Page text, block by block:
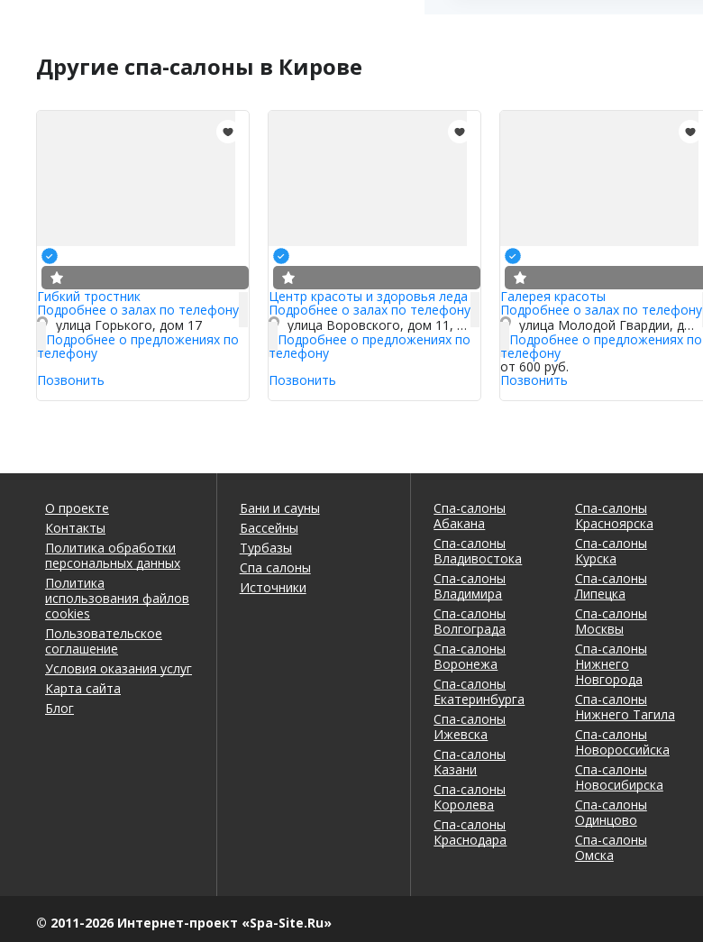
Другие спа-салоны в Кирове
Гибкий тростник
Подробнее о залах по телефону
улица Горького, дом 17
Подробнее о предложениях по
телефону
Позвонить
Центр красоты и здоровья леда
Подробнее о залах по телефону
улица Воровского, дом 11, корп. 1
Подробнее о предложениях по
телефону
Позвонить
Галерея красоты
Подробнее о залах по телефону
улица Молодой Гвардии, дом 84, корп. 2
Подробнее о предложениях по
телефону
от 600 руб.
Позвонить
О проекте
Контакты
Политика обработки
персональных данных
Политика
использования файлов
cookies
Пользовательское
соглашение
Условия оказания услуг
Карта сайта
Блог
Бани и сауны
Бассейны
Турбазы
Спа салоны
Источники
Спа-салоны
Абакана
Спа-салоны
Владивостока
Спа-салоны
Владимира
Спа-салоны
Волгограда
Спа-салоны
Воронежа
Спа-салоны
Екатеринбурга
Спа-салоны
Ижевска
Спа-салоны
Казани
Спа-салоны
Королева
Спа-салоны
Краснодара
Спа-салоны
Красноярска
Спа-салоны
Курска
Спа-салоны
Липецка
Спа-салоны
Москвы
Спа-салоны
Нижнего
Новгорода
Спа-салоны
Нижнего Тагила
Спа-салоны
Новороссийска
Спа-салоны
Новосибирска
Спа-салоны
Одинцово
Спа-салоны
Омска
© 2011-2026 Интернет-проект «Spa-Site.Ru»